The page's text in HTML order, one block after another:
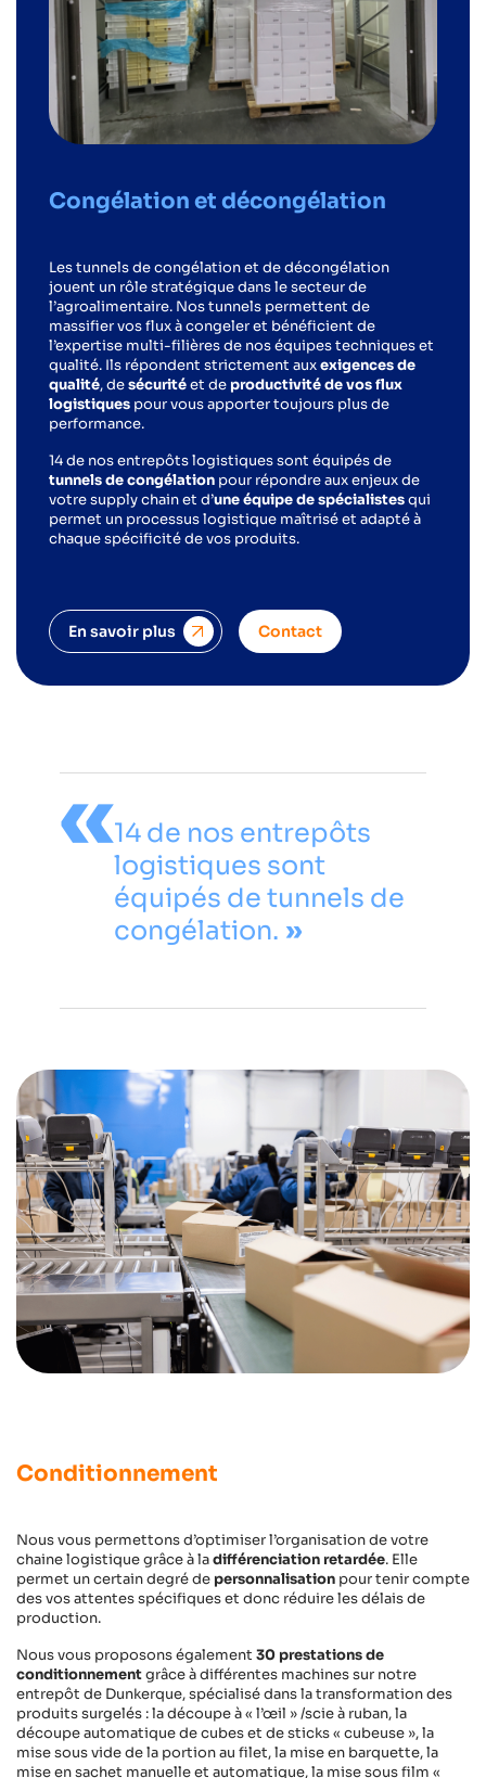
Congélation et décongélation
Les tunnels de congélation et de décongélation
jouent un rôle stratégique dans le secteur de
l’agroalimentaire. Nos tunnels permettent de
massifier vos flux à congeler et bénéficient de
l’expertise multi-filières de nos équipes techniques et
qualité. Ils répondent strictement auxexigences de
qualité, desécuritéet de productivité de vos flux
logistiques pour vous apporter toujours plus de
performance.
14 de nos entrepôts logistiques sont équipés de
tunnels de congélation pour répondre aux enjeux de
votre supply chain et d’une équipe de spécialistesqui
permet un processus logistique maîtrisé et adapté à
chaque spécificité de vos produits.
En savoir plus Contact
14 de nos entrepôts
logistiques sont
équipés de tunnels de
congélation.
Conditionnement
Nous vous permettons d’optimiser l’organisation de votre
chaine logistique grâce à ladifférenciation retardée. Elle
permet un certain degré de personnalisation pour tenir compte
des vos attentes spécifiques et donc réduire les délais de
production.
Nous vous proposons également 30 prestations de
conditionnementgrâce à différentes machines sur notre
entrepôt de Dunkerque, spécialisé dans la transformation des
produits surgelés : la découpe à « l’œil » /scie à ruban, la
découpe automatique de cubes et de sticks « cubeuse », la
mise sous vide de la portion au filet, la mise en barquette, la
mise en sachet manuelle et automatique, la mise sous film «